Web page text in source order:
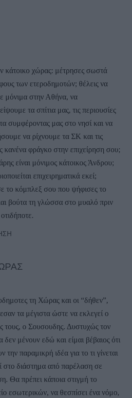
κάτοικο χώρας: μέτρησες σωστά
των ετεροδημοτών; θέλεις να
μόνιμα στην Αθήνα, να
τα σπίτια μας, τις περιουσίες
συμφέροντας μας στο νησί και να
να ρίχνουμε τα ΣΚ και τις
κανένα φράγκο στην επιχείρηση σου;
είναι μόνιμος κάτοικος Άνδρου;
επιχειρηματικά εκεί;
το κόμπλεξ σου που ψήφισες το
βούτα τη γλώσσα στο μυαλό πριν
τη Χώρας και οι “δήθεν”,
τα μέγιστα ώστε να εκλεγεί ο
τους, ο Σουσουδης. Δυστυχώς τον
δεν μένουν εδώ και είμαι βέβαιος ότι
την παραμικρή ιδέα για το τι γίνεται
στο διάστημα από παρέλαση σε
Θα πρέπει κάποια στιγμή το
εσωτερικών, να θεσπίσει ένα νόμο,